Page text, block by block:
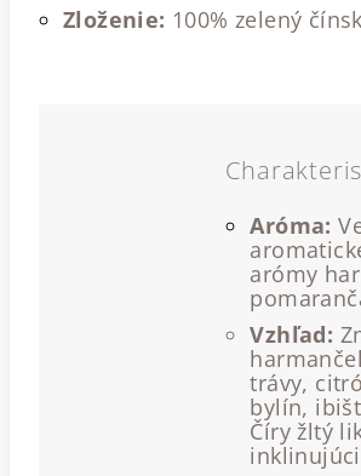
Zloženie: 100% zelený
Aróma:
arómy
Vzhľad:
trávy,
bylín,
Číry žltý